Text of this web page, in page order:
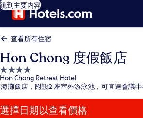
跳到主要內容
查看所有住宿
Hon Chong 度假飯店
4.0
星
級
住
宿
Hon Chong Retreat Hotel
海灘飯店，附設2 座室外游泳池，可直達會議
選擇日期以查看價格